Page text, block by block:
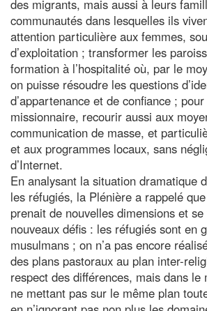
des migrants, mais aussi à leurs
communautés dans lesquelles ils
attention particulière aux femmes,
d’exploitation ; transformer les
formation à l’hospitalité où, par le
on puisse résoudre les questions
d’appartenance et de confiance ;
missionnaire, recourir aussi aux
communication de masse, et
et aux programmes locaux, sans
d’Internet.
En analysant la situation dramatique
les réfugiés, la Plénière a rappelé
prenait de nouvelles dimensions et
nouveaux défis : les réfugiés sont en
musulmans ; on n’a pas encore
des plans pastoraux au plan inter-
respect des différences, mais dans le
ne mettant pas sur le même plan